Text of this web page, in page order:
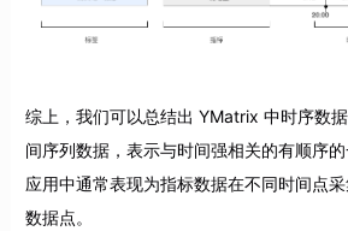
综上，我们可以总结出 YMatrix 中时序数
间序列数据，表示与时间强相关的有顺序的
应用中通常表现为指标数据在不同时间点
数据点。